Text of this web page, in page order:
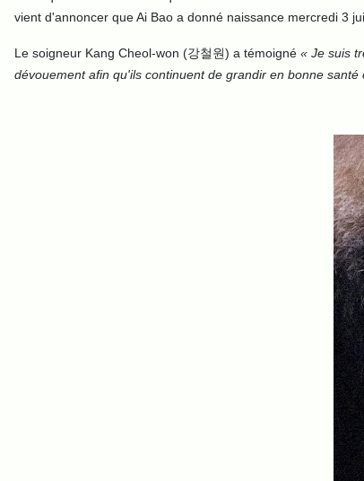
vient d'annoncer que Ai Bao a donné naissance mercredi 3
Le soigneur Kang Cheol-won (강철원) a témoigné « Je suis
dévouement afin qu'ils continuent de grandir en bonne